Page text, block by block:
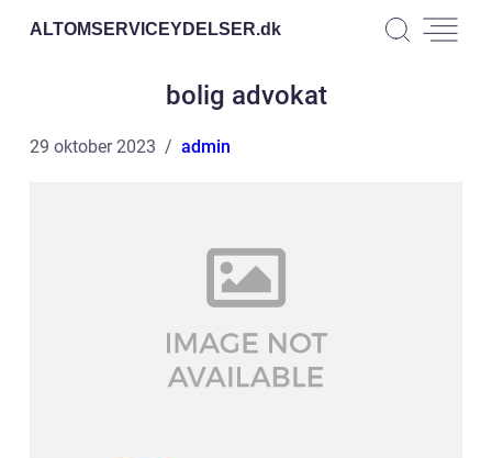
ALTOMSERVICEYDELSER.dk
bolig advokat
29 oktober 2023 admin